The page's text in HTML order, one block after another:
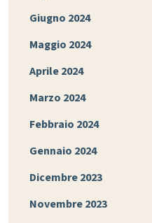
Giugno 2024
Maggio 2024
Aprile 2024
Marzo 2024
Febbraio 2024
Gennaio 2024
Dicembre 2023
Novembre 2023